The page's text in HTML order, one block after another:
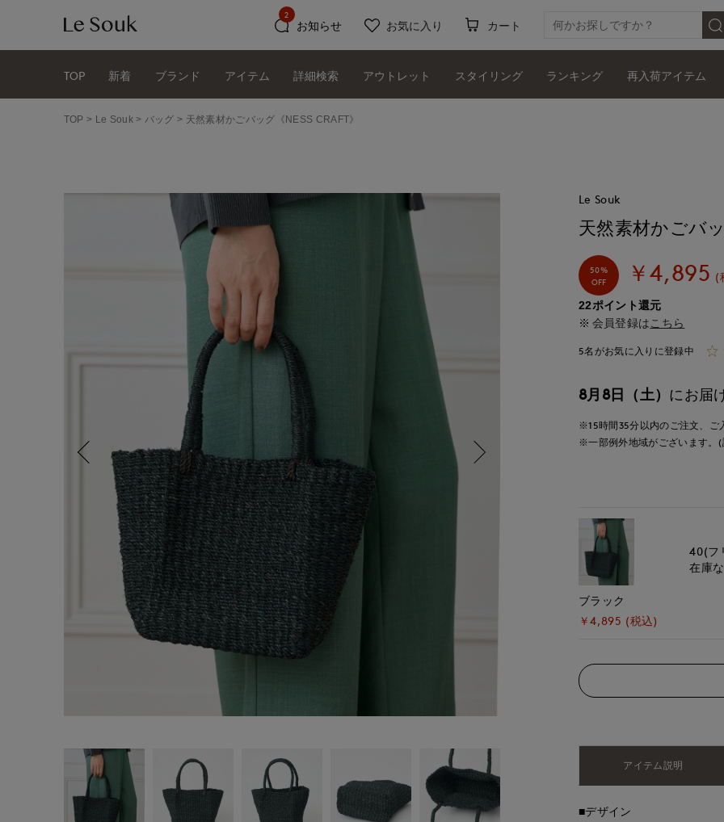
お知らせ
2
お気に入り カート
TOP 新着 ブランド アイテム 詳細検索 アウトレット スタイリング ランキング 再入荷アイテム
TOP Le Souk バッグ 天然素材かごバッグ《NESS CRAFT》
Le Souk
天然素材かごバッ
50%
OFF
￥4,895 (
22ポイント還元
会員登録は こちら
5名がお気に入りに登録中
8月8日（土） にお届
※15時間35分以内のご注文、ご
※一部例外地域がございます。(
ブラック
￥4,895 (税込)
40(フ
在庫
アイテム説明
■デザイン